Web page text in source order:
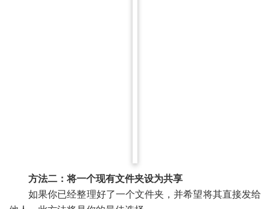
方法二：将一个现有文件夹设为共享
如果你已经整理好了一个文件夹，并希望将其直接发给